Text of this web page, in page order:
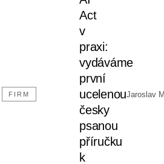
FIRM
Act
v
praxi:
vydáváme
první
ucelenou
česky
psanou
příručku
k
Jaroslav